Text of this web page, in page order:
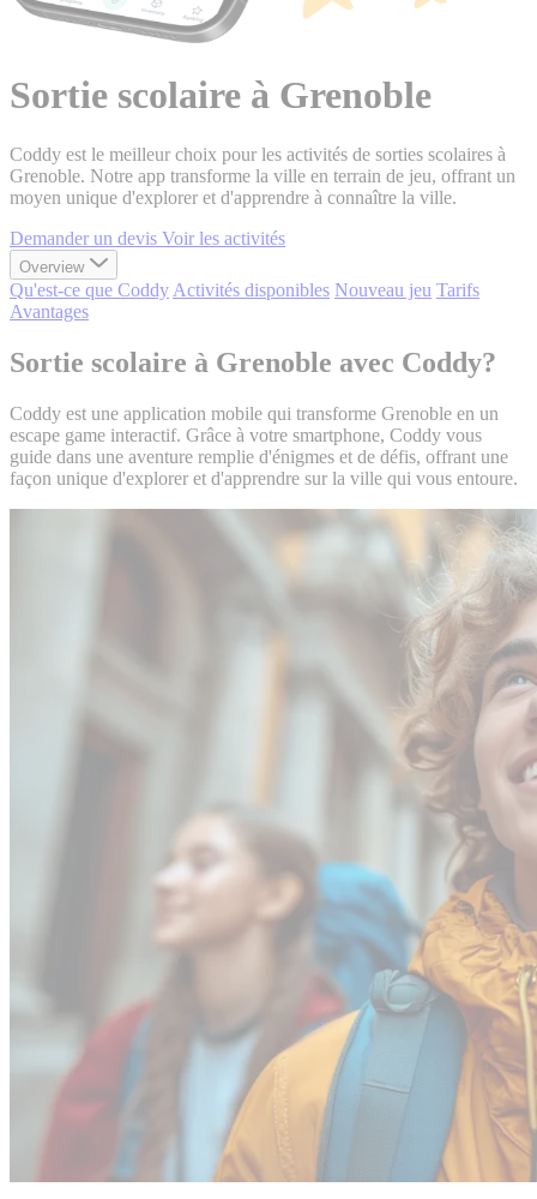
Sortie scolaire à Grenoble
Coddy est le meilleur choix pour les activités de sorties scolaires à
Grenoble. Notre app transforme la ville en terrain de jeu, offrant un
moyen unique d'explorer et d'apprendre à connaître la ville.
Demander un devis Voir les activités
Overview
Qu'est-ce que Coddy Activités disponibles Nouveau jeu Tarifs
Avantages
Sortie scolaire à Grenoble avec Coddy?
Coddy est une application mobile qui transforme Grenoble en un
escape game interactif. Grâce à votre smartphone, Coddy vous
guide dans une aventure remplie d'énigmes et de défis, offrant une
façon unique d'explorer et d'apprendre sur la ville qui vous entoure.